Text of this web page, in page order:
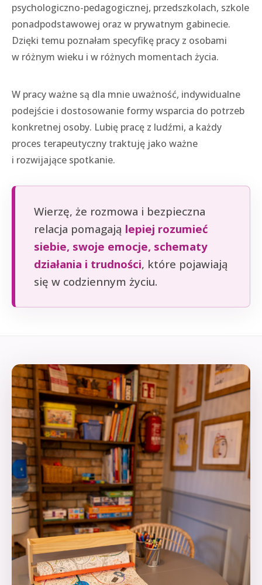
psychologiczno-pedagogicznej, przedszkolach, szkole
ponadpodstawowej oraz w prywatnym gabinecie.
Dzięki temu poznałam specyfikę pracy z osobami
w różnym wieku i w różnych momentach życia.
W pracy ważne są dla mnie uważność, indywidualne
podejście i dostosowanie formy wsparcia do potrzeb
konkretnej osoby. Lubię pracę z ludźmi, a każdy
proces terapeutyczny traktuję jako ważne
i rozwijające spotkanie.
Wierzę, że rozmowa i bezpieczna
relacja pomagają lepiej rozumieć
siebie, swoje emocje, schematy
działania i trudności, które pojawiają
się w codziennym życiu.